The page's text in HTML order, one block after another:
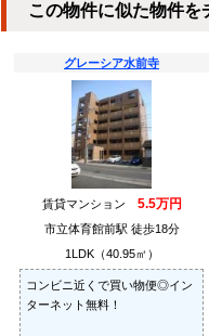
この物件に似た物件を
グレーシア水前寺
賃貸マンション 5.5万円
市立体育館前駅 徒歩18分
1LDK（40.95㎡）
コンビニ近くで買い物便◎イン
ターネット無料！